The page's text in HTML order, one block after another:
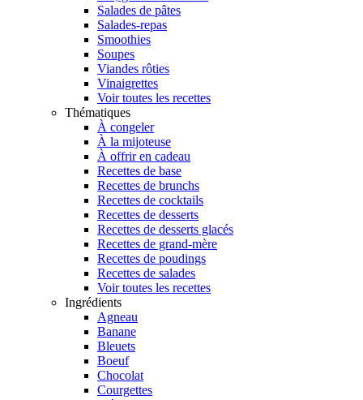
Salades de pâtes
Salades-repas
Smoothies
Soupes
Viandes rôties
Vinaigrettes
Voir toutes les recettes
Thématiques
À congeler
À la mijoteuse
À offrir en cadeau
Recettes de base
Recettes de brunchs
Recettes de cocktails
Recettes de desserts
Recettes de desserts glacés
Recettes de grand-mère
Recettes de poudings
Recettes de salades
Voir toutes les recettes
Ingrédients
Agneau
Banane
Bleuets
Boeuf
Chocolat
Courgettes